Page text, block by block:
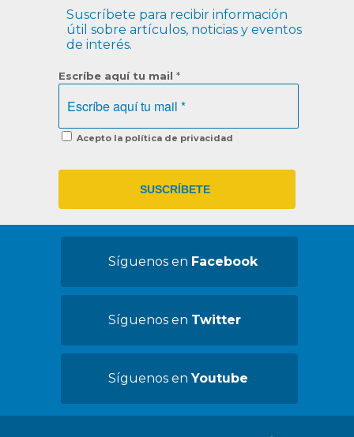
Suscríbete para recibir información
útil sobre artículos, noticias y eventos
de interés.
Escríbe aquí tu mail *
Acepto la política de privacidad
Síguenos en Facebook
Síguenos en Twitter
Síguenos enYoutube